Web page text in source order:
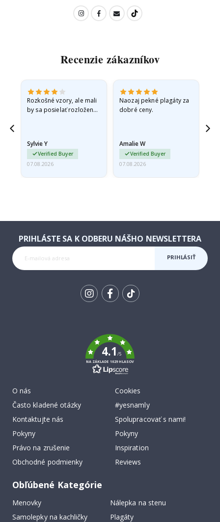
Recenzie zákazníkov
Rozkošné vzory, ale mali
by sa posielať rozložené
Sylvie Y
Verified Buyer
07.08.2026
Naozaj pekné plagáty za
dobré ceny.
Amalie W
Verified Buyer
07.08.2026
PRIHLÁSTE SA K ODBERU NÁŠHO NEWSLETTERA
PRIHLÁSIŤ
4.1/5
NA ZÁKLADE 1029 HLASOV
O nás
Často kladené otázky
Kontaktujte nás
Pokyny
Právo na zrušenie
Obchodné podmienky
Cookies
#yesnamly
Spolupracovať s nami!
Pokyny
Inspiration
Reviews
Obľúbené Kategórie
Menovky
Nálepka na stenu
Samolepky na kachličky
Plagáty